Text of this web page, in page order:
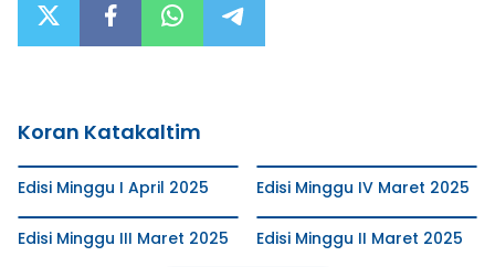
Koran Katakaltim
Edisi Minggu I April 2025 Edisi Minggu IV Maret 2025
Edisi Minggu III Maret 2025 Edisi Minggu II Maret 2025